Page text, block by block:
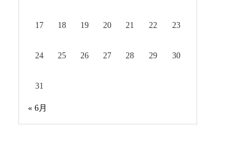
17 18 19 20 21 22 23
24 25 26 27 28 29 30
31
« 6月